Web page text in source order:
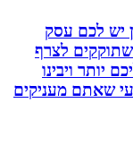
לכם עסק
לצרף
ויבינו
מעניקים